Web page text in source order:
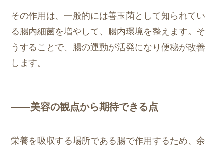
その作用は、一般的には善玉菌として知られてい
る腸内細菌を増やして、腸内環境を整えます。そ
うすることで、腸の運動が活発になり便秘が改善
します。
――美容の観点から期待できる点
栄養を吸収する場所である腸で作用するため、余